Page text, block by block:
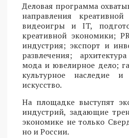
Деловая программа
направления
видеоигры и IT,
креативной экономики;
индустрия; экспорт и
развлечения;
мода и ювелирное дело;
культурное наследие и
искусство.
На площадке выступят
индустрий, задающие
экономике не только
но и России.